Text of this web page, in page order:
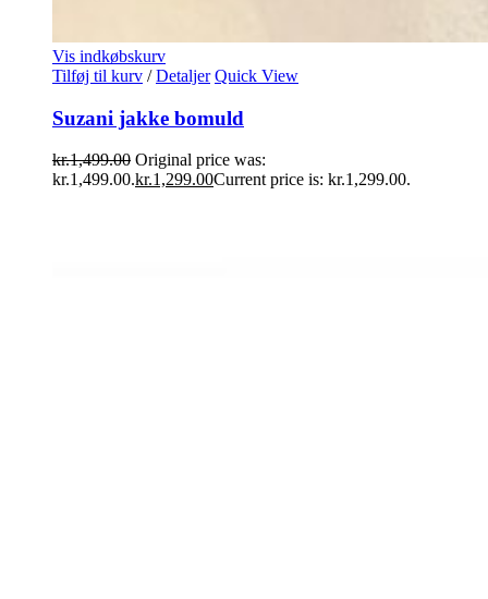
Vis indkøbskurv
Tilføj til kurv / Detaljer Quick View
Suzani jakke bomuld
kr.1,499.00 Original price was:
kr.1,499.00.kr.1,299.00Current price is: kr.1,299.00.